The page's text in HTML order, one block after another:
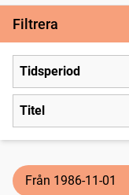
Filtrera
Tidsperiod
Titel
Från 1986-11-01